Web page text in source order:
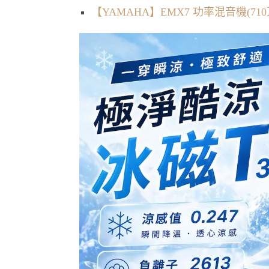
【YAMAHA】EMX7 功率混音機